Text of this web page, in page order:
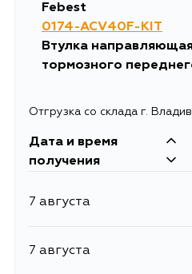
Febest
0174-ACV40F-KIT
Втулка
тормозного
Отгрузка со склада г.
Дата и время
получения
7 августа
7 августа